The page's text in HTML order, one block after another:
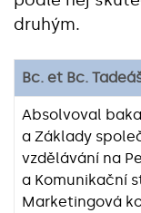
druhým.
Bc. et Bc.
Absolvoval
a Základy
vzdělávání na
a Komunikační
Marketingová